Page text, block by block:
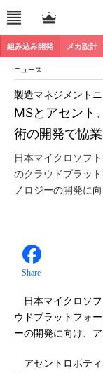
組み込み開発 メカ設計
ニュース
MSとアセント
術の開発で協業
製造マネジメント
日本マイクロソフ
のクラウドプラッ
ノロジーの開発に
Share
日本マイクロソフ
ウドプラットフォ
ーの開発に向け、
アセントロボティ